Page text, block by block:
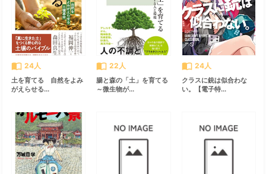
import_contacts 24人
土を育てる 自然をよみ
がえらせる...
import_contacts 22人
腸と森の「土」を育てる
～微生物が...
import_contacts 24人
クラスに銃は似合わな
い。【電子特...